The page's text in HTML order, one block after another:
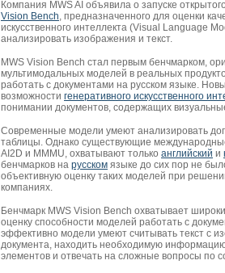
Компания MWS AI объявила о запуске
Vision Bench, предназначенного для оценки
искусственного интеллекта (Visual Language
анализировать изображения и текст.
MWS Vision Bench стал первым бенчмарком,
мультимодальных моделей в реальных
работать с документами на русском языке.
возможности генеративного искусственного
понимании документов, содержащих
Современные модели умеют анализировать
таблицы. Однако существующие
AI2D и MMMU, охватывают только английский и
бенчмарков на русском языке до сих пор не
объективную оценку таких моделей при
компаниях.
Бенчмарк MWS Vision Bench охватывает
оценку способности моделей работать с
эффективно модели умеют считывать текст с
документа, находить необходимую
элементов и отвечать на сложные вопросы по